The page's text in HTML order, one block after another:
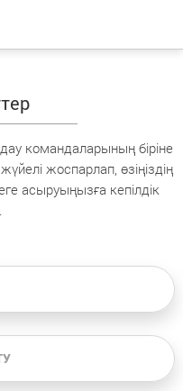
командаларының біріне
жоспарлап, өзіңіздің
асыруыңызға кепілдік